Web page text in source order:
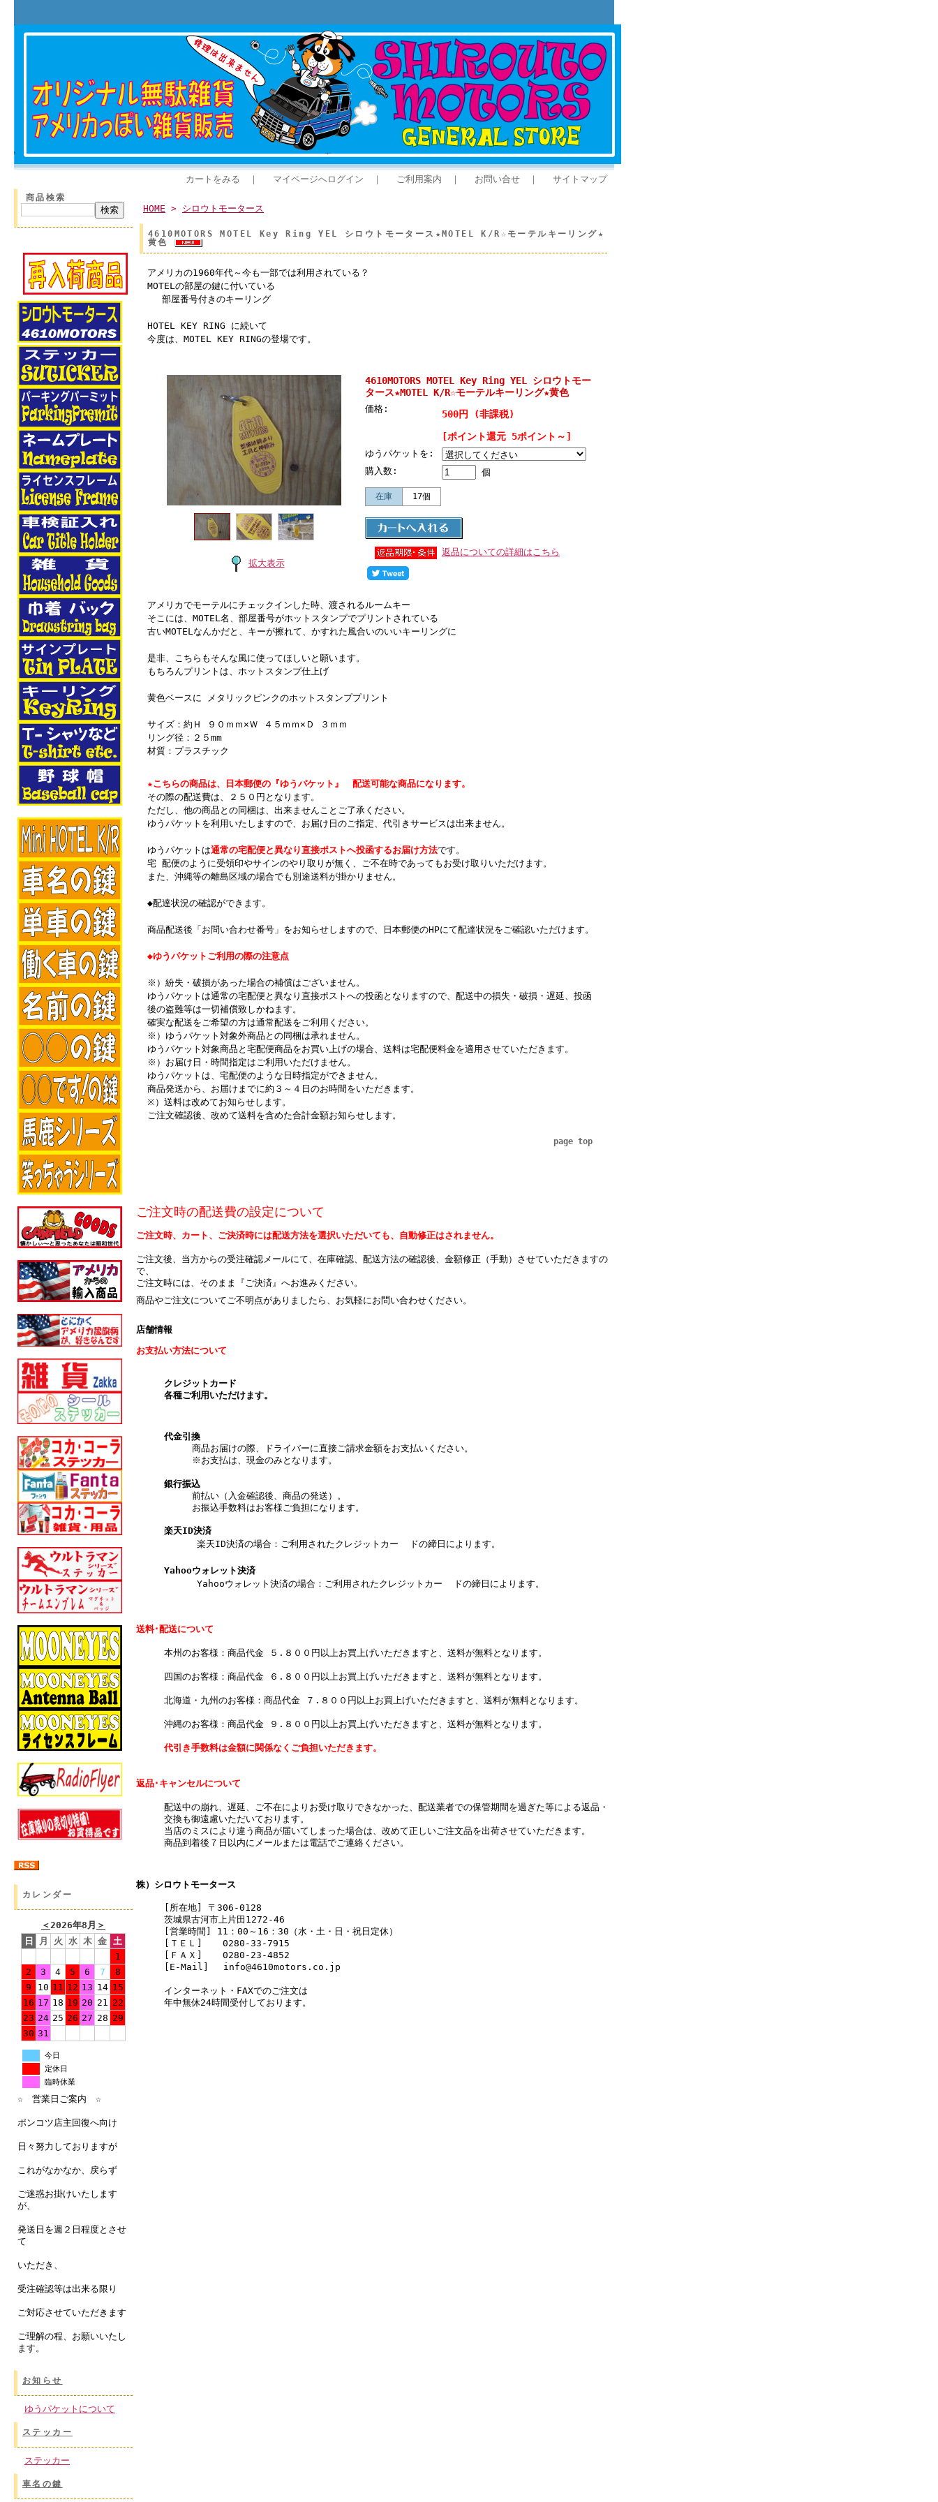
カートをみる ｜ マイページへログイン ｜ ご利用案内 ｜ お問い合せ ｜ サイトマップ
商品検索
カレンダー
＜2026年8月 ＞
日
月 火 水 木 金 土
1
2
3 4 5 6 7
8
9
10 11 12 13 14 15
16 17 18 19 20 21 22
23 24 25 26 27 28 29
30 31
今日
定休日
臨時休業
☆ 営業日ご案内 ☆
ポンコツ店主回復へ向け
日々努力しておりますが
これがなかなか、戻らず
ご迷惑お掛けいたします
が、
発送日を週２日程度とさせ
て
いただき、
受注確認等は出来る限り
ご対応させていただきます
ご理解の程、お願いいたし
ます。
お知らせ
ゆうパケットについて
ステッカー
ステッカー
車名の鍵
HOME > シロウトモータース
4610MOTORS MOTEL Key Ring YEL シロウトモータース★MOTEL K/R☆モーテルキーリング★
黄色
アメリカの1960年代～今も一部では利用されている？
MOTELの部屋の鍵に付いている
部屋番号付きのキーリング
HOTEL KEY RING に続いて
今度は、MOTEL KEY RINGの登場です。
拡大表示
4610MOTORS MOTEL Key Ring YEL シロウトモー
タース★MOTEL K/R☆モーテルキーリング★黄色
価格:
500円 (非課税)
[ポイント還元 5ポイント～]
ゆうパケットを:
購入数:
個
在庫 17個
返品についての詳細はこちら
アメリカでモーテルにチェックインした時、渡されるルームキー
そこには、MOTEL名、部屋番号がホットスタンプでプリントされている
古いMOTELなんかだと、キーが擦れて、かすれた風合いのいいキーリングに
是非、こちらもそんな風に使ってほしいと願います。
もちろんプリントは、ホットスタンプ仕上げ
黄色ベースに メタリックピンクのホットスタンププリント
サイズ：約Ｈ ９０ｍｍ×Ｗ ４５ｍｍ×Ｄ ３ｍｍ
リング径：２５mm
材質：プラスチック
★こちらの商品は、日本郵便の『ゆうパケット』 配送可能な商品になります。
その際の配送費は、２５０円となります。
ただし、他の商品との同梱は、出来ませんことご了承ください。
ゆうパケットを利用いたしますので、お届け日のご指定、代引きサービスは出来ません。
ゆうパケットは通常の宅配便と異なり直接ポストへ投函するお届け方法です。
宅 配便のように受領印やサインのやり取りが無く、ご不在時であってもお受け取りいただけます。
また、沖縄等の離島区域の場合でも別途送料が掛かりません。
◆配達状況の確認ができます。
商品配送後「お問い合わせ番号」をお知らせしますので、日本郵便のHPにて配達状況をご確認いただけます。
◆ゆうパケットご利用の際の注意点
※）紛失・破損があった場合の補償はございません。
ゆうパケットは通常の宅配便と異なり直接ポストへの投函となりますので、配送中の損失・破損・遅延、投函
後の盗難等は一切補償致しかねます。
確実な配送をご希望の方は通常配送をご利用ください。
※）ゆうパケット対象外商品との同梱は承れません。
ゆうパケット対象商品と宅配便商品をお買い上げの場合、送料は宅配便料金を適用させていただきます。
※）お届け日・時間指定はご利用いただけません。
ゆうパケットは、宅配便のような日時指定ができません。
商品発送から、お届けまでに約３～４日のお時間をいただきます。
※）送料は改めてお知らせします。
ご注文確認後、改めて送料を含めた合計金額お知らせします。
page top
ご注文時の配送費の設定について
ご注文時、カート、ご決済時には配送方法を選択いただいても、自動修正はされません。
ご注文後、当方からの受注確認メールにて、在庫確認、配送方法の確認後、金額修正（手動）させていただきますの
で、
ご注文時には、そのまま『ご決済』へお進みください。
商品やご注文についてご不明点がありましたら、お気軽にお問い合わせください。
店舗情報
お支払い方法について
クレジットカード
各種ご利用いただけます。
代金引換
商品お届けの際、ドライバーに直接ご請求金額をお支払いください。
※お支払は、現金のみとなります。
銀行振込
前払い（入金確認後、商品の発送）。
お振込手数料はお客様ご負担になります。
楽天ID決済
楽天ID決済の場合：ご利用されたクレジットカー ドの締日によります。
Yahooウォレット決済
Yahooウォレット決済の場合：ご利用されたクレジットカー ドの締日によります。
送料･配送について
本州のお客様：商品代金 ５.８００円以上お買上げいただきますと、送料が無料となります。
四国のお客様：商品代金 ６.８００円以上お買上げいただきますと、送料が無料となります。
北海道・九州のお客様：商品代金 ７.８００円以上お買上げいただきますと、送料が無料となります。
沖縄のお客様：商品代金 ９.８００円以上お買上げいただきますと、送料が無料となります。
代引き手数料は金額に関係なくご負担いただきます。
返品･キャンセルについて
配送中の崩れ、遅延、ご不在によりお受け取りできなかった、配送業者での保管期間を過ぎた等による返品・
交換も御遠慮いただいております。
当店のミスにより違う商品が届いてしまった場合は、改めて正しいご注文品を出荷させていただきます。
商品到着後７日以内にメールまたは電話でご連絡ください。
株）シロウトモータース
[所在地] 〒306-0128
茨城県古河市上片田1272-46
[営業時間] 11：00～16：30（水・土・日・祝日定休）
[ＴＥＬ] 0280-33-7915
[ＦＡＸ] 0280-23-4852
[E-Mail] info@4610motors.co.jp
インターネット・FAXでのご注文は
年中無休24時間受付しております。